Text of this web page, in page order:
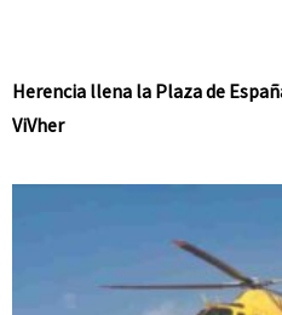
Herencia llena la Plaza de
ViVher